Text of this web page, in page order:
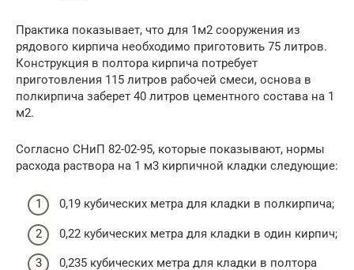
Практика показывает, что для 1м2 сооружения из
рядового кирпича необходимо приготовить 75 литров.
Конструкция в полтора кирпича потребует
приготовления 115 литров рабочей смеси, основа в
полкирпича заберет 40 литров цементного состава на 1
м2.
Согласно СНиП 82-02-95, которые показывают, нормы
расхода раствора на 1 м3 кирпичной кладки следующие:
0,19 кубических метра для кладки в полкирпича;
0,22 кубических метра для кладки в один кирпич;
0,235 кубических метра для кладки в полтора